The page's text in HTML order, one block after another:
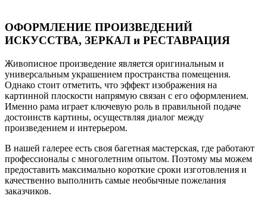
ОФОРМЛЕНИЕ ПРОИЗВЕДЕНИЙ
ИСКУССТВА, ЗЕРКАЛ и РЕСТАВРАЦИЯ
Живописное произведение является оригинальным и
универсальным украшением пространства помещения.
Однако стоит отметить, что эффект изображения на
картинной плоскости напрямую связан с его оформлением.
Именно рама играет ключевую роль в правильной подаче
достоинств картины, осуществляя диалог между
произведением и интерьером.
В нашей галерее есть своя багетная мастерская, где работают
профессионалы с многолетним опытом. Поэтому мы можем
предоставить максимально короткие сроки изготовления и
качественно выполнить самые необычные пожелания
заказчиков.